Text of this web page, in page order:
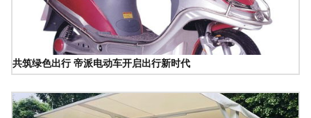
共筑绿色出行 帝派电动车开启出行新时代